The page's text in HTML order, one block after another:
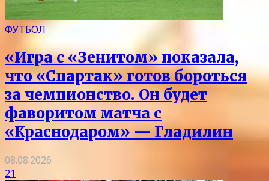
ФУТБОЛ
«Игра с «Зенитом» показала,
что «Спартак» готов бороться
за чемпионство. Он будет
фаворитом матча с
«Краснодаром» — Гладилин
08.08.2026
21